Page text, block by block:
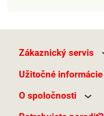
Zákaznický servis
Užitočné informácie
O spoločnosti